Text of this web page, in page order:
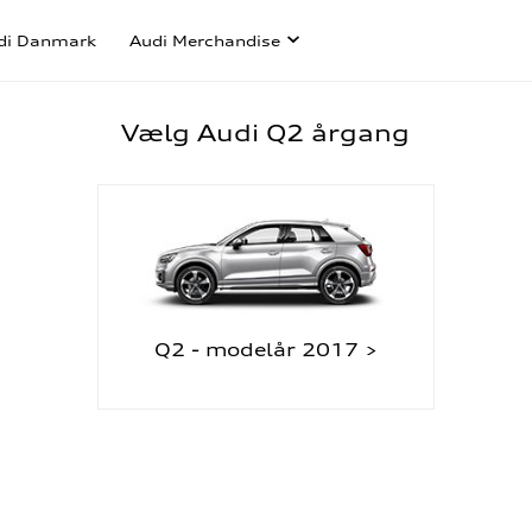
Danmark Audi Merchandise
Vælg Audi Q2 årgang
Q2 - modelår 2017 >